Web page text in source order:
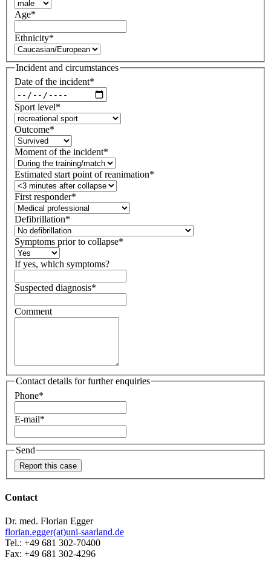
Age*
Ethnicity*
Incident and circumstances
Date of the incident*
Sport level*
Outcome*
Moment of the incident*
Estimated start point of reanimation*
First responder*
Defibrillation*
Symptoms prior to collapse*
If yes, which symptoms?
Suspected diagnosis*
Comment
Contact details for further enquiries
Phone*
E-mail*
Send
Contact
Dr. med. Florian Egger
florian.egger(at)uni-saarland.de
Tel.: +49 681 302-70400
Fax: +49 681 302-4296